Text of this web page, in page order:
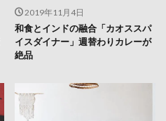
2019年11月4日
和食とインドの融合「カオススパ
イスダイナー」週替わりカレーが
絶品